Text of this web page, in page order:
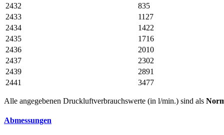
2432
835
2433
1127
2434
1422
2435
1716
2436
2010
2437
2302
2439
2891
2441
3477
Alle angegebenen Druckluftverbrauchswerte (in l/min.) sind als
Abmessungen